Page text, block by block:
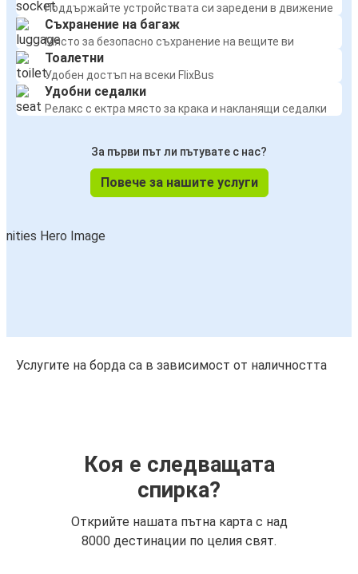
Поддържайте устройствата си заредени в движение
Съхранение на багаж
Място за безопасно съхранение на вещите ви
Тоалетни
Удобен достъп на всеки FlixBus
Удобни седалки
Релакс с ектра място за крака и накланящи седалки
За първи път ли пътувате с нас?
Повече за нашите услуги
Услугите на борда са в зависимост от наличността
Коя е следващата
спирка?
Открийте нашата пътна карта с над
8000 дестинации по целия свят.